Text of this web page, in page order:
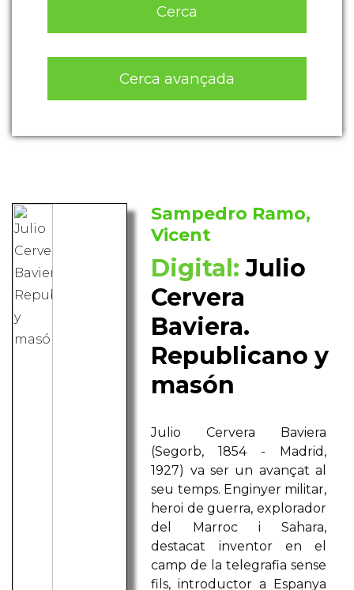
Cerca
Cerca avançada
Sampedro Ramo,
Vicent
Digital: Julio
Cervera
Baviera.
Republicano y
masón
Julio Cervera Baviera
(Segorb, 1854 - Madrid,
1927) va ser un avançat al
seu temps. Enginyer militar,
heroi de guerra, explorador
del Marroc i Sahara,
destacat inventor en el
camp de la telegrafia sense
fils, introductor a Espanya